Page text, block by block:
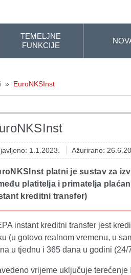
TEMELJNE
FUNKCIJE
» EuroNKSInst
1.1.2023. Ažurirano:
platni je sustav za
platitelja i primatelja
kreditni transfer)
instant kreditni transfer jest
(u gotovo realnom vremenu, u
u tjednu i 365 dana u godini (24/
vrijeme uključuje